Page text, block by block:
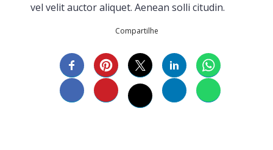
vel velit auctor aliquet. Aenean solli citudin.
Compartilhe